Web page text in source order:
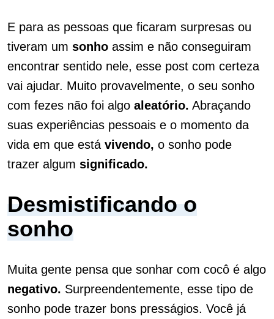
E para as pessoas que ficaram surpresas ou
tiveram um sonho assim e não conseguiram
encontrar sentido nele, esse post com certeza
vai ajudar. Muito provavelmente, o seu sonho
com fezes não foi algo aleatório. Abraçando
suas experiências pessoais e o momento da
vida em que está vivendo, o sonho pode
trazer algum significado.
Desmistificando o
sonho
Muita gente pensa que sonhar com cocô é algo
negativo. Surpreendentemente, esse tipo de
sonho pode trazer bons presságios. Você já